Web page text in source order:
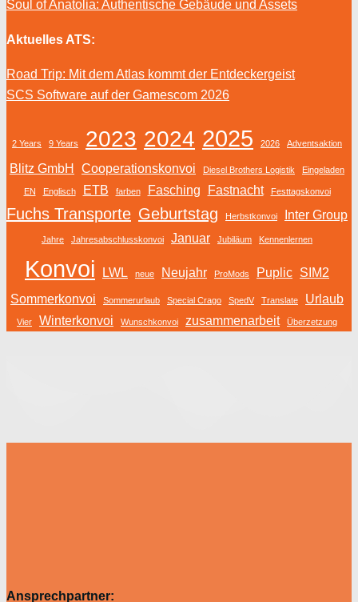
Soul of Anatolia: Authentische Gebäude und Assets
Aktuelles ATS:
Road Trip: Mit dem Atlas kommt der Entdeckergeist
SCS Software auf der Gamescom 2026
2 Years 9 Years 2023 2024 2025 2026 Adventsaktion
Blitz GmbH Cooperationskonvoi Diesel Brothers Logistik Eingeladen
EN Englisch ETB farben Fasching Fastnacht Festtagskonvoi
Fuchs Transporte Geburtstag Herbstkonvoi Inter Group
Jahre Jahresabschlusskonvoi Januar Jubiläum Kennenlernen
Konvoi LWL neue Neujahr ProMods Puplic SIM2
Sommerkonvoi
Sommerurlaub Special Crago SpedV Translate Urlaub
Vier Winterkonvoi Wunschkonvoi zusammenarbeit Überzetzung
Ansprechpartner: